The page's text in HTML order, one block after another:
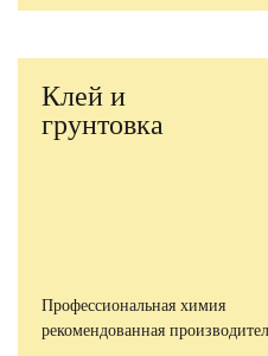
Клей и
грунтовка
Профессиональная химия
рекомендованная